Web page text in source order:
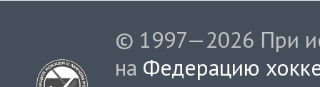
© 1997—2026 При
на Федерацию